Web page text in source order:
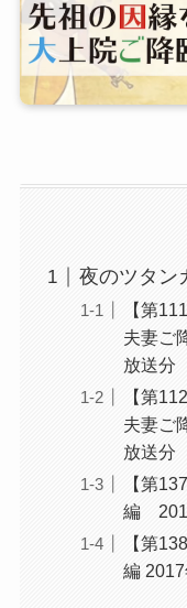
夜のツタン
【第
夫妻ご
放送分
【第
夫妻ご
放送分
【第
編
【第
編